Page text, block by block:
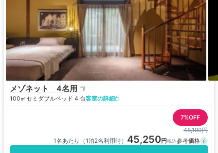
メゾネット 4名用
100㎡セミダブルベッド 4 台客室の詳細
7%OFF
48,190円
1名あたり（1泊2名利用時） 45,250